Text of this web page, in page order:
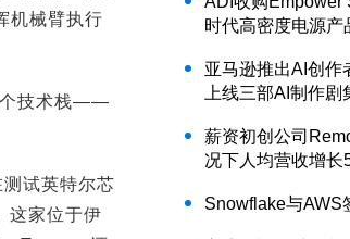
机械臂执行
个技术栈——
试英特尔芯
这家位于伊
时代高密度电源产
亚马逊推出AI创作
上线三部AI制作剧
薪资初创公司
况下人均营收增长
Snowflake与AWS